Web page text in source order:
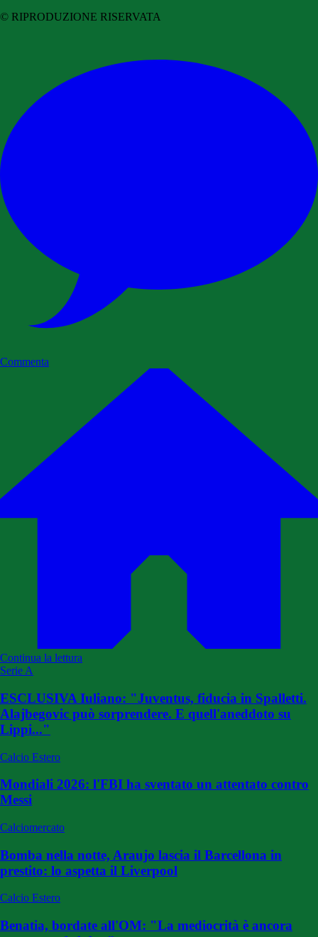
© RIPRODUZIONE RISERVATA
Commenta
Continua la lettura
Serie A
ESCLUSIVA Iuliano: "Juventus, fiducia in Spalletti.
Alajbegovic può sorprendere. E quell'aneddoto su
Lippi..."
Calcio Estero
Mondiali 2026: l'FBI ha sventato un attentato contro
Messi
Calciomercato
Bomba nella notte, Araujo lascia il Barcellona in
prestito: lo aspetta il Liverpool
Calcio Estero
Benatia, bordate all'OM: "La mediocrità è ancora